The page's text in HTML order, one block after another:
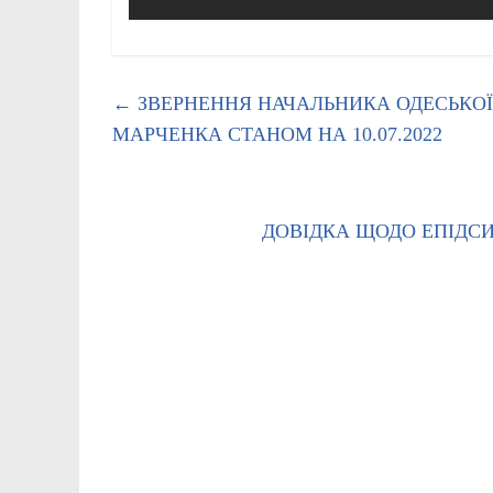
← ЗВЕРНЕННЯ НАЧАЛЬНИКА
МАРЧЕНКА СТАНОМ НА 10.07.2022
ДОВІДКА ЩОДО